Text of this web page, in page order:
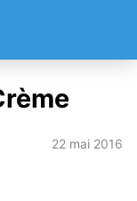
22 mai 2016